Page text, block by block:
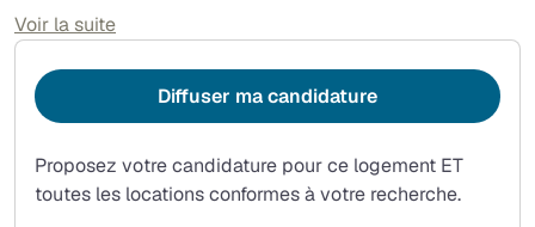
Copropriété bien entretenue
Quartier tertres-cuverons. Proche des commerces et
transports
Pharmacie et dentiste, supérette, au pied de l'immeuble
Écoles maternelle et élémentaire à 4 min à pied, collège à
10min à pied.
Gare de Sceaux à 14 min à pied ou Bourg la reine à 17 min
Voir la suite
Proposez votre candidature pour ce logement ET
toutes les locations conformes à votre recherche.
Diffuser ma candidature